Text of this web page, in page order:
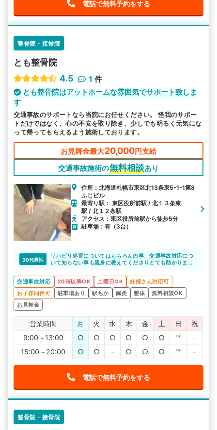
電話で無料予約をする
整骨院・接骨院
とも整骨院
4.5
1 件
とも整骨院はアットホームな雰囲気でサポート致しま
す
交通事故のサポートなら当院にお任せください。 怪我のサポー
トだけではなく、心の不安を取り除き、少しでも明るく元気にな
って帰ってもらえるよう施術しております。
お見舞金最大20,000円支給
交通事故施術の無料相談あり
住所：北海道札幌市東区北13条東5-1-1第8
ふじビル
最寄り駅： 東区役所前駅 / 北１３条東
駅 / 北１２条駅
アクセス：東区役所前駅から徒歩5分
駐車場：有（3台）
30代男性
リハビリ処置についてはもちろんの事、交通事故対応につ
いて知らない事も親身に教えてくださりとても助かりまし
交通事故対応
20時以降OK 土曜日OK
妊婦さん対応可
お子様同伴可
駐車場あり 駅ちか 鍼灸 整体
無料相談OK
お見舞金
営業時間 月 火 水 木 金 土 日
祝
9:00～13:00
○ ○ ○ ○ ○ ○ ℡
-
15:00～20:00
○ ○ - ○ ○ ○ ℡ -
電話で無料予約をする
整骨院・接骨院